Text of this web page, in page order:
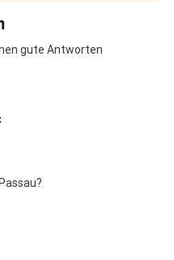
gute Antworten